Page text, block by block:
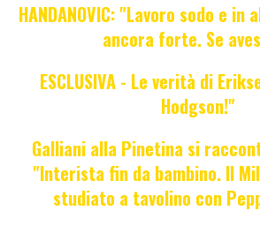
HANDANOVIC: "Lavoro sodo e in
ancora forte. Se
ESCLUSIVA - Le verità di
Hodgson!"
Galliani alla Pinetina si
"Interista fin da bambino. Il
studiato a tavolino con